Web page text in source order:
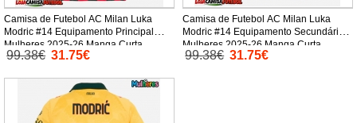
Camisa de Futebol AC Milan Luka
Modric #14 Equipamento Principal
Mulheres 2025-26 Manga Curta
99.38€ 31.75€
Camisa de Futebol AC Milan Luka
Modric #14 Equipamento Secundário
Mulheres 2025-26 Manga Curta
99.38€ 31.75€